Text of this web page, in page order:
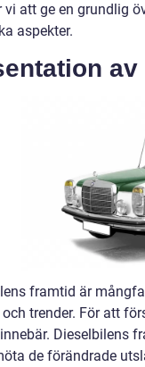
vi att ge en grundlig
aspekter.
framtid är
trender. För att
Dieselbilens
de förändrade